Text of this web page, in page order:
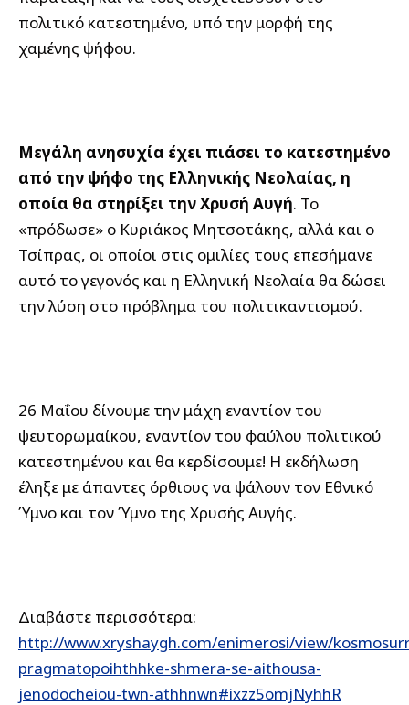
πολιτικό κατεστημένο, υπό την μορφή της
χαμένης ψήφου.
Μεγάλη ανησυχία έχει πιάσει το κατεστημένο
από την ψήφο της Ελληνικής Νεολαίας, η
οποία θα στηρίξει την Χρυσή Αυγή. Το
«πρόδωσε» ο Κυριάκος Μητσοτάκης, αλλά και ο
Τσίπρας, οι οποίοι στις ομιλίες τους επεσήμανε
αυτό το γεγονός και η Ελληνική Νεολαία θα δώσει
την λύση στο πρόβλημα του πολιτικαντισμού.
26 Μαΐου δίνουμε την μάχη εναντίον του
ψευτορωμαίκου, εναντίον του φαύλου πολιτικού
κατεστημένου και θα κερδίσουμε! Η εκδήλωση
έληξε με άπαντες όρθιους να ψάλουν τον Εθνικό
Ύμνο και τον Ύμνο της Χρυσής Αυγής.
Διαβάστε περισσότερα:
http://www.xryshaygh.com/enimerosi/view/
pragmatopoihthhke-shmera-se-aithousa-
jenodocheiou-twn-athhnwn#ixzz5omjNyhhR